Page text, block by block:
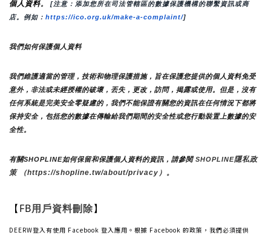
個人資料。
[注意：添加您所在司法管轄區的數據保護機構的聯繫資訊或商
店。例如： https://ico.org.uk/make-a-complaint/]
我們如何保護個人資料
我們維護適當的管理，技術和物理保護措施，旨在保護您提供的個人資料免受
意外，非法或未經授權的破壞，丟失，更改，訪問，揭露或使用。但是，沒有
任何系統是完美安全零疑慮的，我們不能保證有關您的資訊在任何情況下都將
保持安全，包括您的數據在傳輸給我們期間的安全性或您行動裝置上數據的安
全性。
有關SHOPLINE如何保留和保護個人資料的資訊，請參閱 SHOPLINE隱私政
策 （https://shopline.tw/about/privacy）。
【FB用戶資料刪除】
DEERW登入有使用 Facebook 登入應用。根據 Facebook 的政策，我們必須提供